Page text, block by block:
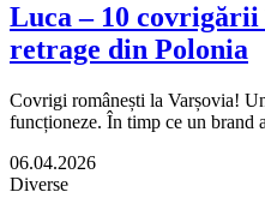
Luca – 10 covrigării
retrage din Polonia
Covrigi românești la Varșovia!
funcționeze. În timp ce un brand
06.04.2026
Diverse